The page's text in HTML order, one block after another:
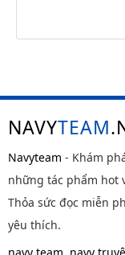
NAVYTEAM
Navyteam - Khám
những tác phẩm hot
Thỏa sức đọc miễn
yêu thích.